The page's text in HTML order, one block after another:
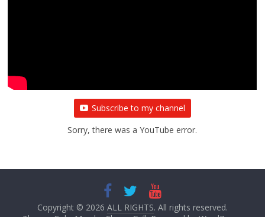
Subscribe to my channel
Sorry, there was a YouTube error.
Copyright © 2026 ALL RIGHTS. All rights reserved.